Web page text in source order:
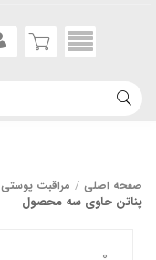
صفحه اصلی مراقبت پوستی
پناتن حاوی سه محصول